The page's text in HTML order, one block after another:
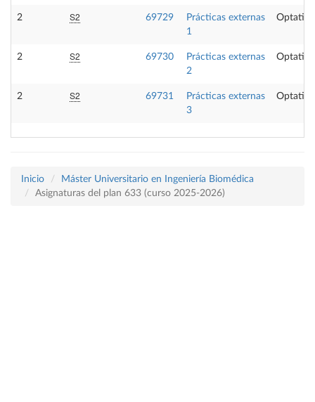
2 S2 69729
Prácticas externas
1
Optativa
2 S2 69730
Prácticas externas
2
Optativa
2 S2 69731
Prácticas externas
3
Optativa
Inicio
Máster Universitario en Ingeniería Biomédica
Asignaturas del plan 633 (curso 2025-2026)